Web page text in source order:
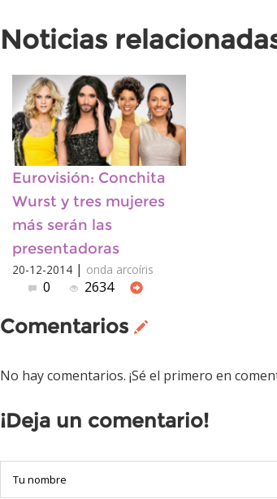
Noticias
Eurovisión: Conchita
Wurst y tres mujeres
más serán las
presentadoras
20-12-2014 | onda arcoíris
0 2634
Comentarios
No hay comentarios. ¡Sé el primero en
¡Deja un comentario!